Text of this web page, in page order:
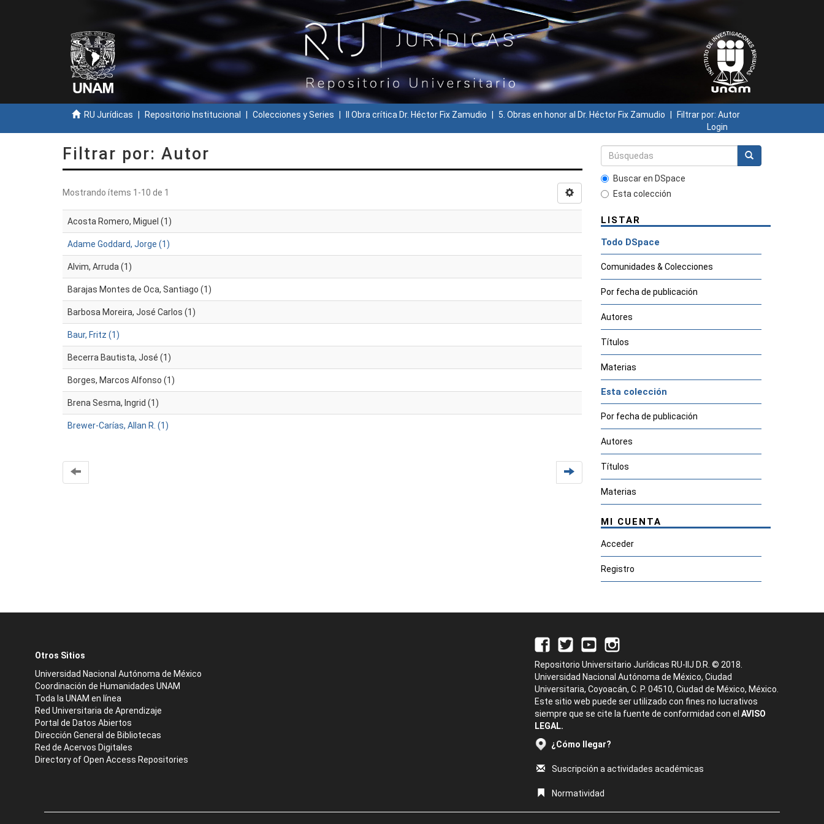
RU Jurídicas Repositorio Institucional Colecciones y Series II Obra crítica Dr. Héctor Fix Zamudio 5. Obras en honor al Dr. Héctor Fix Zamudio
Filtrar por: Autor
Login
Filtrar por: Autor
Mostrando ítems 1-10 de 1
Acosta Romero, Miguel (1)
Adame Goddard, Jorge (1)
Alvim, Arruda (1)
Barajas Montes de Oca, Santiago (1)
Barbosa Moreira, José Carlos (1)
Baur, Fritz (1)
Becerra Bautista, José (1)
Borges, Marcos Alfonso (1)
Brena Sesma, Ingrid (1)
Brewer-Carías, Allan R. (1)
Buscar en DSpace
Esta colección
LISTAR
Todo DSpace
Comunidades & Colecciones
Por fecha de publicación
Autores
Títulos
Materias
Esta colección
Por fecha de publicación
Autores
Títulos
Materias
MI CUENTA
Acceder
Registro
Otros Sitios
Universidad Nacional Autónoma de México
Coordinación de Humanidades UNAM
Toda la UNAM en línea
Red Universitaria de Aprendizaje
Portal de Datos Abiertos
Dirección General de Bibliotecas
Red de Acervos Digitales
Directory of Open Access Repositories
Repositorio Universitario Jurídicas RU-IIJ D.R. © 2018.
Universidad Nacional Autónoma de México, Ciudad
Universitaria, Coyoacán, C. P. 04510, Ciudad de México, México.
Este sitio web puede ser utilizado con fines no lucrativos
siempre que se cite la fuente de conformidad con el AVISO
LEGAL.
¿Cómo llegar?
Suscripción a actividades académicas
Normatividad